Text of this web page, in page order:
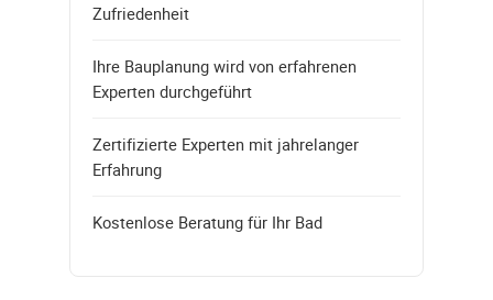
Zufriedenheit
Ihre Bauplanung wird von erfahrenen
Experten durchgeführt
Zertifizierte Experten mit jahrelanger
Erfahrung
Kostenlose Beratung für Ihr Bad